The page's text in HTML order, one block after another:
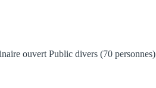
ouvert Public divers (70 personnes)